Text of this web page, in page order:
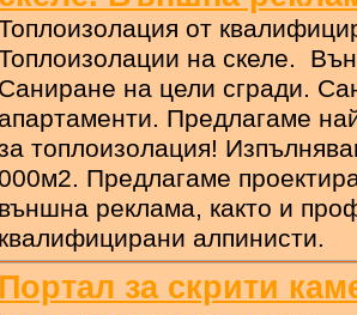
от
на скеле.
Саниране на цели сгради.
апартаменти. Предлагаме
топлоизолация!
Предлагаме
външна реклама, както и
квалифицирани алпинисти.
Портал за скрити